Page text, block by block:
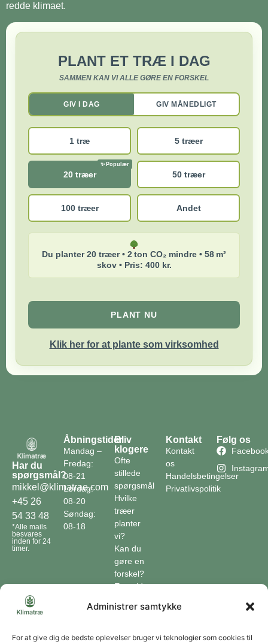
Administrer samtykke
For at give dig de bedste oplevelser bruger vi teknologier som cookies til
redde klimaet.
PLANT ET TRÆ I DAG
SAMMEN KAN VI ALLE GØRE EN FORSKEL
GIV I DAG GIV MÅNEDLIGT
1 træ 5 træer
20 træer 50 træer
100 træer Andet
Du planter 20 træer • 2 ton CO₂ mindre • 58 m²
skov • Pris: 400 kr.
PLANT NU
Klik her for at plante som virksomhed
Har du
spørgsmål?
mikkel@klimatrae.com
+45 26
54 33 48
*Alle mails
besvares
inden for 24
timer.
Åbningstider
Mandag –
Fredag:
08-21
Lørdag:
08-20
Søndag:
08-18
Bliv
klogere
Ofte
stillede
spørgsmål
Hvilke
træer
planter
vi?
Kan du
gøre en
forskel?
En guide
Klimaordbogen
optager
Kontakt
Kontakt
os
Handelsbetingelser
Privatlivspolitik
Følg os